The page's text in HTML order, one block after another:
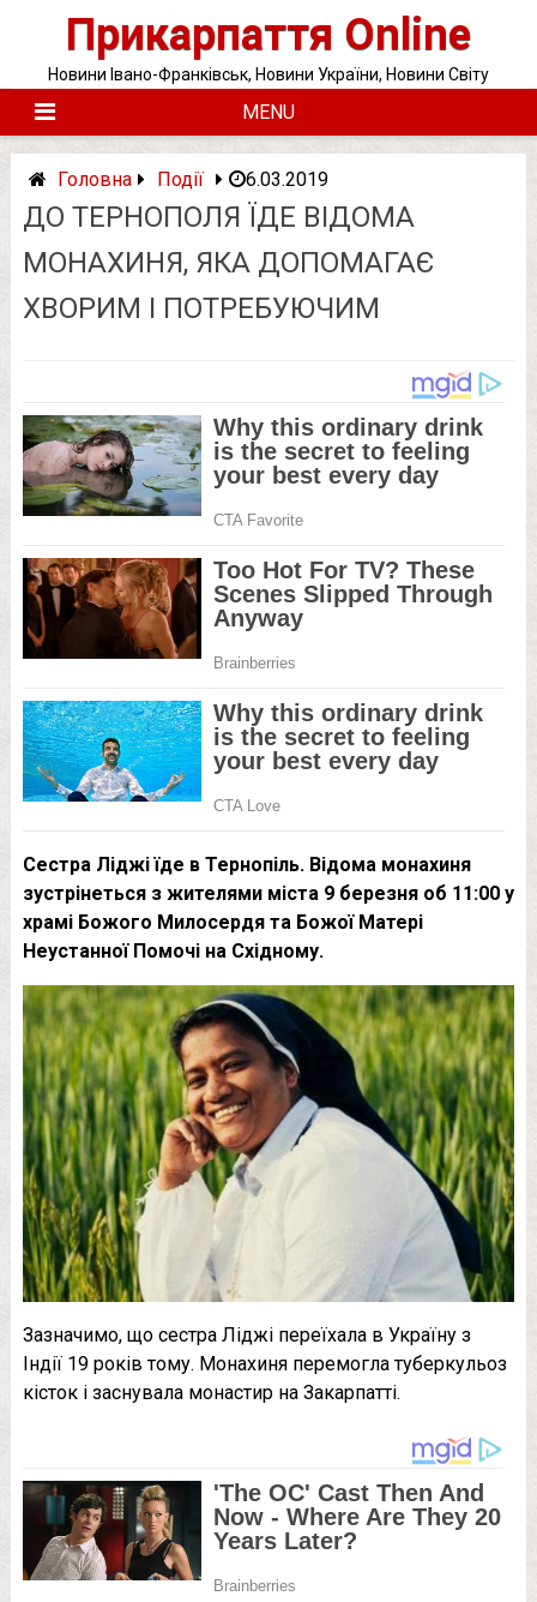
Прикарпаття Online
Новини Івано-Франківськ, Новини України, Новини Світу
MENU
Головна Події 6.03.2019
ДО ТЕРНОПОЛЯ ЇДЕ ВІДОМА
МОНАХИНЯ, ЯКА ДОПОМАГАЄ
ХВОРИМ І ПОТРЕБУЮЧИМ
Сестра Ліджі їде в Тернопіль. Відома монахиня
зустрінеться з жителями міста 9 березня об 11:00 у
храмі Божого Милосердя та Божої Матері
Неустанної Помочі на Східному.
Зазначимо, що сестра Ліджі переїхала в Україну з
Індії 19 років тому. Монахиня перемогла туберкульоз
кісток і заснувала монастир на Закарпатті.